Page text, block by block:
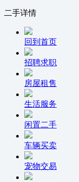
二手详情
回到首页
招聘求职
房屋租售
生活服务
闲置二手
车辆买卖
宠物交易